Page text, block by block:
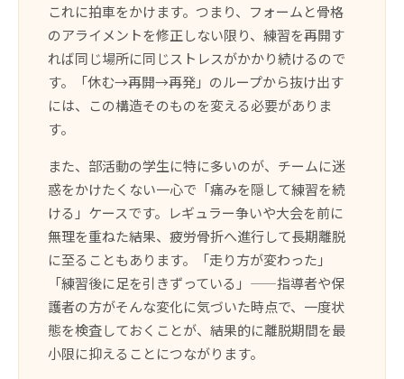
これに拍車をかけます。つまり、フォームと骨格
のアライメントを修正しない限り、練習を再開す
れば同じ場所に同じストレスがかかり続けるので
す。「休む→再開→再発」のループから抜け出す
には、この構造そのものを変える必要がありま
す。
また、部活動の学生に特に多いのが、チームに迷
惑をかけたくない一心で「痛みを隠して練習を続
ける」ケースです。レギュラー争いや大会を前に
無理を重ねた結果、疲労骨折へ進行して長期離脱
に至ることもあります。「走り方が変わった」
「練習後に足を引きずっている」——指導者や保
護者の方がそんな変化に気づいた時点で、一度状
態を検査しておくことが、結果的に離脱期間を最
小限に抑えることにつながります。